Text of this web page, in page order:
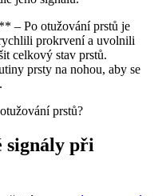
– Po otužování prstů je
prokrvení a uvolnili
celkový stav prstů.
prsty na nohou, aby se
signály při